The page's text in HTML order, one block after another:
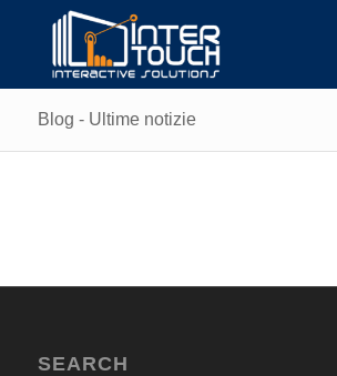
Blog - Ultime notizie
SEARCH